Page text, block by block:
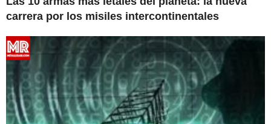
carrera por los misiles intercontinentales